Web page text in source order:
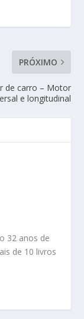
PRÓXIMO
de carro – Motor
e longitudinal
32 anos de
de 10 livros